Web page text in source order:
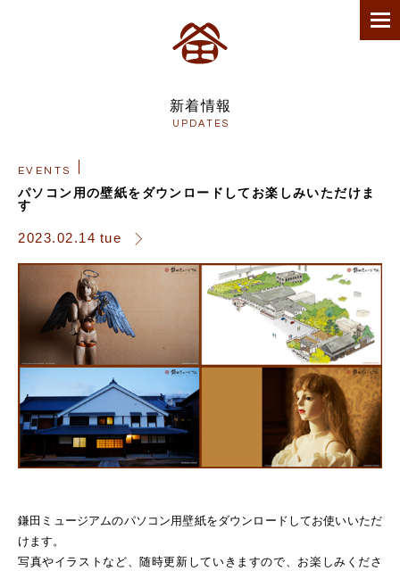
新着情報
UPDATES
EVENTS
パソコン用の壁紙をダウンロードしてお楽しみいただけま
す
2023.02.14 tue
鎌田ミュージアムのパソコン用壁紙をダウンロードしてお使いいただ
けます。
写真やイラストなど、随時更新していきますので、お楽しみくださ